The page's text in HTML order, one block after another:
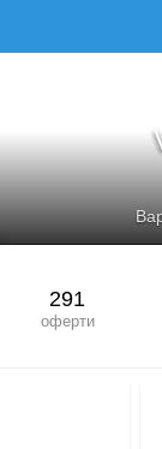
291
оферти